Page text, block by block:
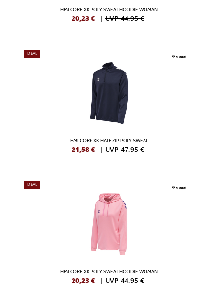
HMLCORE XK POLY SWEAT HOODIE WOMAN
20,23 € | UVP 44,95 €
DEAL
HMLCORE XK HALF ZIP POLY SWEAT
21,58 € | UVP 47,95 €
DEAL
HMLCORE XK POLY SWEAT HOODIE WOMAN
20,23 € | UVP 44,95 €